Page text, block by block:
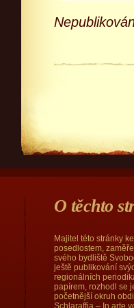
O těchto
Majitel této stránky
posedlostem,
svého bydliště
ještě publikování
regionálních
papírem, rozhodl se
početnější okruh
Schlaraffia – In arte